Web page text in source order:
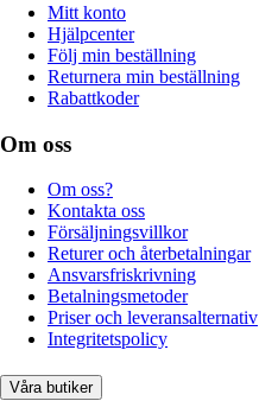
Mitt konto
Hjälpcenter
Följ min beställning
Returnera min beställning
Rabattkoder
Om oss
Om oss?
Kontakta oss
Försäljningsvillkor
Returer och återbetalningar
Ansvarsfriskrivning
Betalningsmetoder
Priser och leveransalternativ
Integritetspolicy
Våra butiker